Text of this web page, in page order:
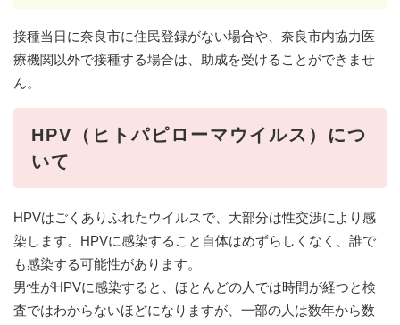
接種当日に奈良市に住民登録がない場合や、奈良市内協力医
療機関以外で接種する場合は、助成を受けることができませ
ん。
HPV（ヒトパピローマウイルス）につ
いて
HPVはごくありふれたウイルスで、大部分は性交渉により感
染します。HPVに感染すること自体はめずらしくなく、誰で
も感染する可能性があります。
男性がHPVに感染すると、ほとんどの人では時間が経つと検
査ではわからないほどになりますが、一部の人は数年から数